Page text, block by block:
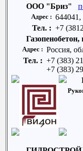
ООО "Бриз"
Адрес :
Тел. : +7
Адрес : Россия,
Тел. : +7 (383)
+7 (383)